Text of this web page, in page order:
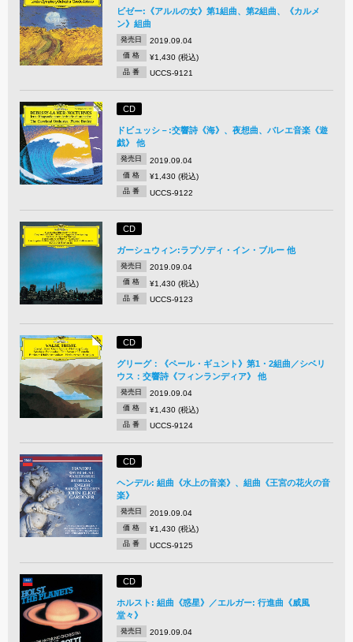
ビゼー:《アルルの女》第1組曲、第2組曲、《カルメ
ン》組曲
発売日 2019.09.04
価 格 ¥1,430 (税込)
品 番 UCCS-9121
CD
ドビュッシ－:交響詩《海》、夜想曲、バレエ音楽《遊
戯》 他
発売日 2019.09.04
価 格 ¥1,430 (税込)
品 番 UCCS-9122
CD
ガーシュウィン:ラプソディ・イン・ブルー 他
発売日 2019.09.04
価 格 ¥1,430 (税込)
品 番 UCCS-9123
CD
グリーグ：《ペール・ギュント》第1・2組曲／シベリ
ウス：交響詩《フィンランディア》 他
発売日 2019.09.04
価 格 ¥1,430 (税込)
品 番 UCCS-9124
CD
ヘンデル: 組曲《水上の音楽》、組曲《王宮の花火の音
楽》
発売日 2019.09.04
価 格 ¥1,430 (税込)
品 番 UCCS-9125
CD
ホルスト: 組曲《惑星》／エルガー: 行進曲《威風
堂々》
発売日 2019.09.04